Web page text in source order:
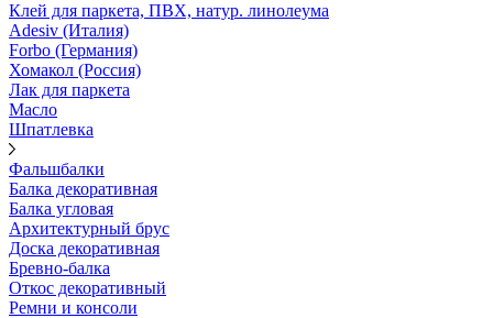
Клей для паркета, ПВХ, натур. линолеума
Adesiv (Италия)
Forbo (Германия)
Хомакол (Россия)
Лак для паркета
Масло
Шпатлевка
Фальшбалки
Балка декоративная
Балка угловая
Архитектурный брус
Доска декоративная
Бревно-балка
Откос декоративный
Ремни и консоли